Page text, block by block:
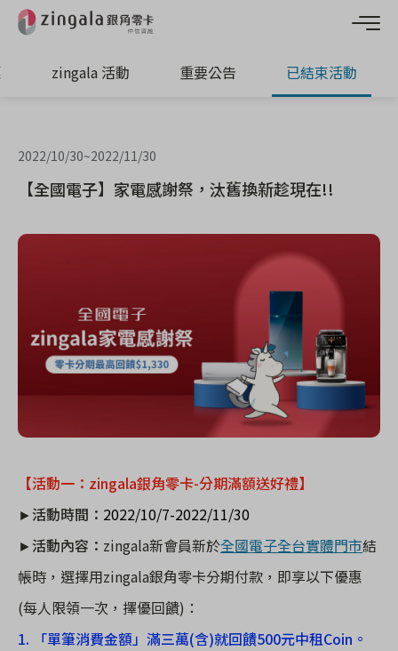
zingala 活動 重要公告 已結束活動
2022/10/30~2022/11/30
【全國電子】家電感謝祭，汰舊換新趁現在!!
【活動一： zingala銀角零卡-分期滿額送好禮】
► 活動時間： 2022/10/7-2022/11/30
► 活動內容： zingala新會員新於全國電子全台實體門市結
帳時，選擇用zingala銀角零卡分期付款，即享以下優惠
(每人限領一次，擇優回饋) ：
1. 「單筆消費金額」滿三萬(含)就回饋500元中租Coin 。